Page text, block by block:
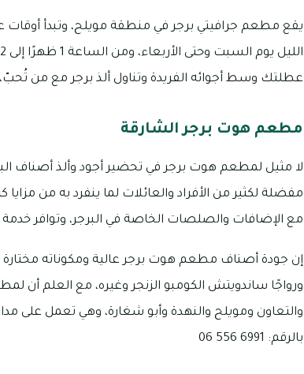
عطلتك وسط أجوائه الفريدة وتناول ألذ برجر مع من تُحبّ، أو
مطعم هوت برجر الشارقة
لا مثيل لمطعم هوت برجر في تحضير أجود وألذ أصناف
مفضلة لكثير من الأفراد والعائلات لما ينفرد به من
مع الإضافات والصلصات الخاصة في البرجر، وتوافر
إن جودة أصناف مطعم هوت برجر عالية ومكوناته مختارة
والتعاون ومويلح والنهدة وأبو شغارة، وهي تعمل على
بالرقم: 6991 556 06